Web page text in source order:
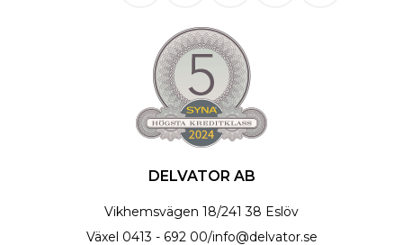
DELVATOR AB
Vikhemsvägen 18/241 38 Eslöv
Växel 0413 - 692 00/info@delvator.se